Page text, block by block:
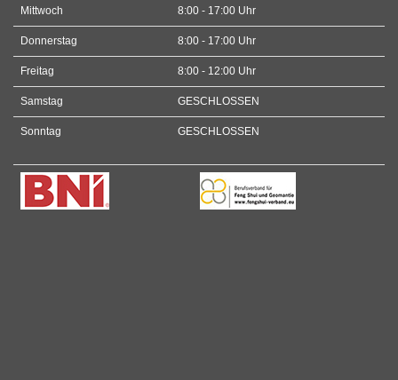
Mittwoch 8:00 - 17:00 Uhr
Donnerstag 8:00 - 17:00 Uhr
Freitag 8:00 - 12:00 Uhr
Samstag GESCHLOSSEN
Sonntag GESCHLOSSEN